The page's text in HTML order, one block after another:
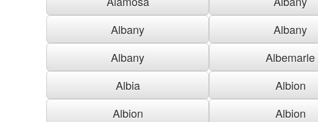
Albany
Albany
Albany
Albemarle
Albia
Albion
Albion
Albion